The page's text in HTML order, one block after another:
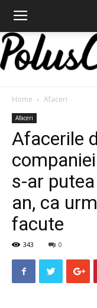
Home Afaceri
Afaceri
Afacerile
s-ar
an, ca
facute
343 0